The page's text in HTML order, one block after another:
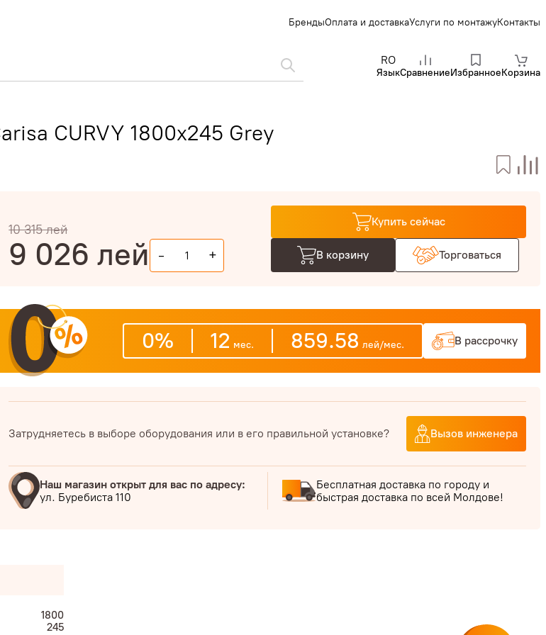
БрендыОплата и доставкаУслуги по монтажуКонтакты
RO
ЯзыкСравнениеИзбранноеКорзина
CURVY 1800x245 Grey
10 315лей
9 026 лей - +
Купить сейчас
В корзину Торговаться
0% 12 мес. 859.58 лей/мес. В рассрочку
Затрудняетесь в выборе оборудования или в его правильной установке? Вызов инженера
Наш магазин открыт для вас по адресу:
ул. Буребиста 110
Бесплатная доставка по городу и
быстрая доставка по всей Молдове!
1800
245